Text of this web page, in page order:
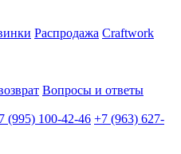
Распродажа Craftwork
Вопросы и ответы
(995) 100-42-46 +7 (963) 627-